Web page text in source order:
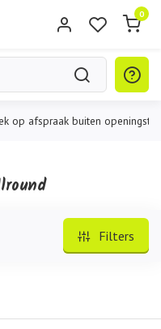
0
afspraak buiten openingstijden
Filters